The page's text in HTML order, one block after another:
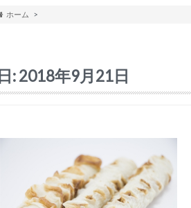
ホーム
日:2018年9月21日